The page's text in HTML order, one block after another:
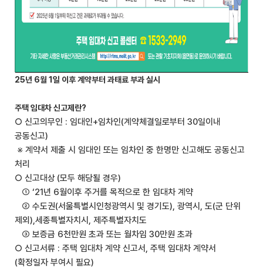
25년 6월 1일 이후 계약부터 과태료 부과 실시
주택 임대차 신고제란?
○ 신고의무인 : 임대인+임차인(계약체결일로부터 30일이내
공동신고)
※ 계약서 제출 시 임대인 또는 임차인 중 한명만 신고해도 공동신고
처리
○ 신고대상 (모두 해당될 경우)
① ‘21년 6월이후 주거를 목적으로 한 임대차 계약
② 수도권(서울특별시인청광역시 및 경기도), 광역시, 도(군 단위
제외),세종특별자치시, 제주특별자치도
③ 보증금 6천만원 초과 또는 월차임 30만원 초과
○ 신고서류 : 주택 임대차 계약 신고서, 주택 임대차 계약서
(확정일자 부여시 필요)